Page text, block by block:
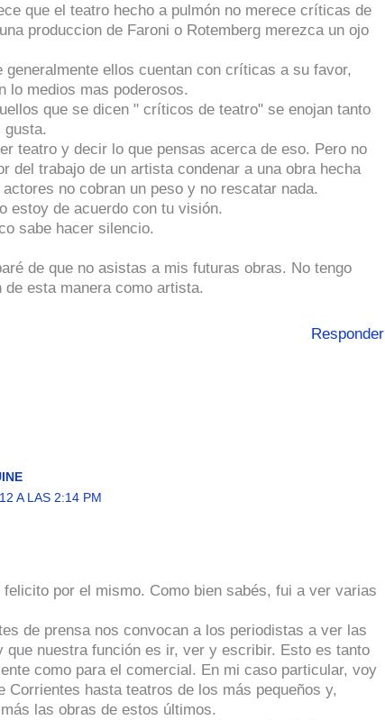
que el teatro hecho a pulmón no merece críticas de
produccion de Faroni o Rotemberg merezca un ojo
generalmente ellos cuentan con críticas a su favor,
lo medios mas poderosos.
que se dicen " críticos de teatro" se enojan tanto
gusta.
teatro y decir lo que pensas acerca de eso. Pero no
del trabajo de un artista condenar a una obra hecha
no cobran un peso y no rescatar nada.
estoy de acuerdo con tu visión.
sabe hacer silencio.
de que no asistas a mis futuras obras. No tengo
de esta manera como artista.
Responder
A LAS 2:14 PM
por el mismo. Como bien sabés, fui a ver varias
de prensa nos convocan a los periodistas a ver las
que nuestra función es ir, ver y escribir. Esto es tanto
como para el comercial. En mi caso particular, voy
Corrientes hasta teatros de los más pequeños y,
las obras de estos últimos.